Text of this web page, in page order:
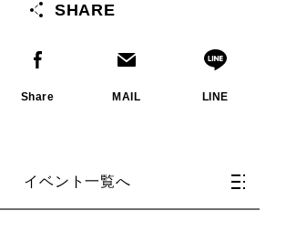
SHARE
Share MAIL LINE
イベント一覧へ